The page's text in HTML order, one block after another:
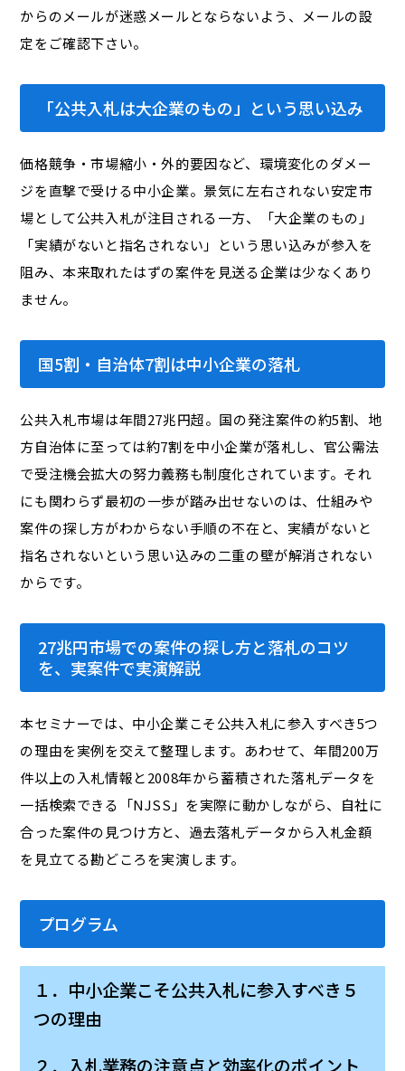
からのメールが迷惑メールとならないよう、メールの設
定をご確認下さい。
「公共入札は大企業のもの」という思い込み
価格競争・市場縮小・外的要因など、環境変化のダメー
ジを直撃で受ける中小企業。景気に左右されない安定市
場として公共入札が注目される一方、「大企業のもの」
「実績がないと指名されない」という思い込みが参入を
阻み、本来取れたはずの案件を見送る企業は少なくあり
ません。
国5割・自治体7割は中小企業の落札
公共入札市場は年間27兆円超。国の発注案件の約5割、地
方自治体に至っては約7割を中小企業が落札し、官公需法
で受注機会拡大の努力義務も制度化されています。それ
にも関わらず最初の一歩が踏み出せないのは、仕組みや
案件の探し方がわからない手順の不在と、実績がないと
指名されないという思い込みの二重の壁が解消されない
からです。
27兆円市場での案件の探し方と落札のコツ
を、実案件で実演解説
本セミナーでは、中小企業こそ公共入札に参入すべき5つ
の理由を実例を交えて整理します。あわせて、年間200万
件以上の入札情報と2008年から蓄積された落札データを
一括検索できる「NJSS」を実際に動かしながら、自社に
合った案件の見つけ方と、過去落札データから入札金額
を見立てる勘どころを実演します。
プログラム
１．中小企業こそ公共入札に参入すべき５
つの理由
２．入札業務の注意点と効率化のポイント